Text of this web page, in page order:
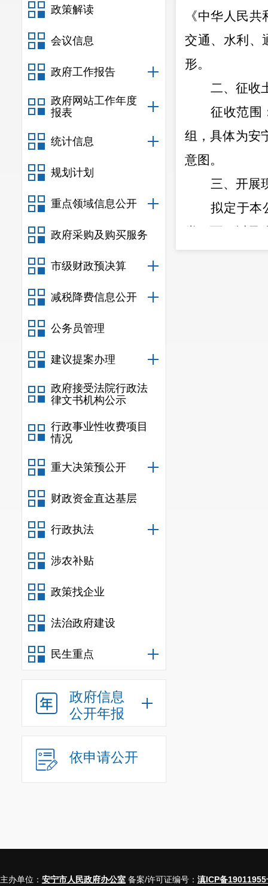
政策解读
会议信息
政府工作报告
政府网站工作年度
报表
统计信息
规划计划
重点领域信息公开
政府采购及购买服务
市级财政预决算
减税降费信息公开
公务员管理
建议提案办理
政府接受法院行政法
律文书机构公示
行政事业性收费项目
情况
重大决策预公开
财政资金直达基层
行政执法
涉农补贴
政策找企业
法治政府建设
民生重点
政府信息
公开年报
依申请公开
《中华人民
交通、水利、
形。
二、征收
征收范围
组，具体为安
意图。
三、开展
拟定于本
主办单位： 安宁市人民政府办公室 备案/许可证编号： 滇ICP备